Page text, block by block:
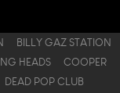
BILLY GAZ STATION
HEADS
COOPER
DEAD POP CLUB